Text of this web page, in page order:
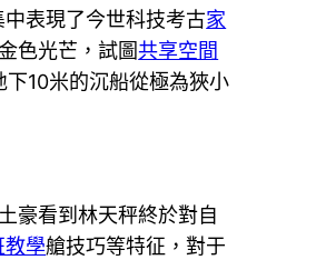
中表現了今世科技考古家
色光芒，試圖共享空間
10米的沉船從極為狹小
豪看到林天秤終於對自
教學艙技巧等特征，對于